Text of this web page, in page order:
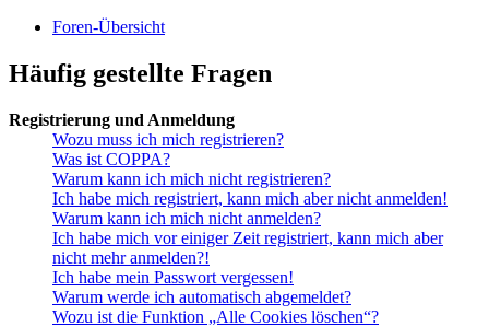
Foren-Übersicht
Häufig gestellte Fragen
Registrierung und Anmeldung
Wozu muss ich mich registrieren?
Was ist COPPA?
Warum kann ich mich nicht registrieren?
Ich habe mich registriert, kann mich aber nicht anmelden!
Warum kann ich mich nicht anmelden?
Ich habe mich vor einiger Zeit registriert, kann mich aber
nicht mehr anmelden?!
Ich habe mein Passwort vergessen!
Warum werde ich automatisch abgemeldet?
Wozu ist die Funktion „Alle Cookies löschen“?